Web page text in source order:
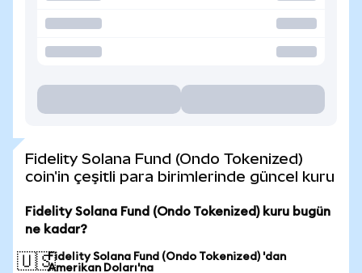
Fidelity Solana Fund (Ondo Tokenized)
coin'in çeşitli para birimlerinde güncel kuru
Fidelity Solana Fund (Ondo Tokenized) kuru bugün
ne kadar?
🇺🇸Fidelity Solana Fund (Ondo Tokenized) 'dan
Amerikan Doları'na